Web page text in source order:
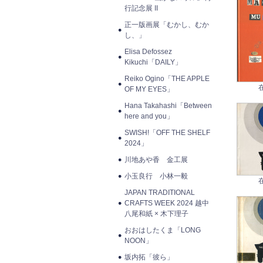
行記念展 II
正一版画展「むかし、むか
し、」
Elisa Defossez
Kikuchi「DAILY」
Reiko Ogino「THE APPLE
OF MY EYES」
Hana Takahashi「Between
here and you」
SWISH!「OFF THE SHELF
2024」
川地あや香 金工展
小玉良行 小林一毅
JAPAN TRADITIONAL
CRAFTS WEEK 2024 越中
八尾和紙 × 木下理子
おおはしたくま「LONG
NOON」
坂内拓「彼ら」